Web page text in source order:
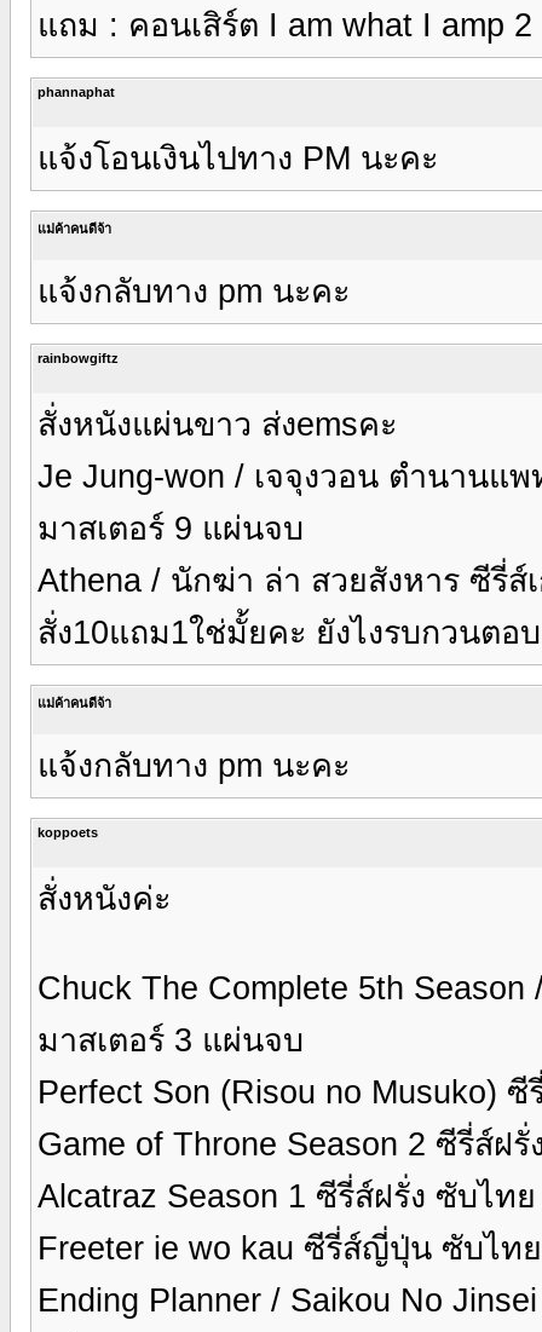
แถม : คอนเสิร์ต I am what I amp
phannaphat
แจ้งโอนเงินไปทาง PM นะคะ
แม่ค้าคนดีจ้า
แจ้งกลับทาง pm นะคะ
rainbowgiftz
สั่งหนังแผ่นขาว ส่งemsคะ
Je Jung-won / เจจุงวอน ตำนานแ
มาสเตอร์ 9 แผ่นจบ
Athena / นักฆ่า ล่า สวยสังหาร ซีรี่
สั่ง10แถม1ใช่มั้ยคะ ยังไงรบกวนตอ
แม่ค้าคนดีจ้า
แจ้งกลับทาง pm นะคะ
koppoets
สั่งหนังค่ะ
Chuck The Complete 5th
มาสเตอร์ 3 แผ่นจบ
Perfect Son (Risou no Musuko)
Game of Throne Season 2 ซีรี่ส์ฝ
Alcatraz Season 1 ซีรี่ส์ฝรั่ง ซับไท
Freeter ie wo kau ซีรี่ส์ญี่ปุ่น ซับไท
Ending Planner / Saikou No